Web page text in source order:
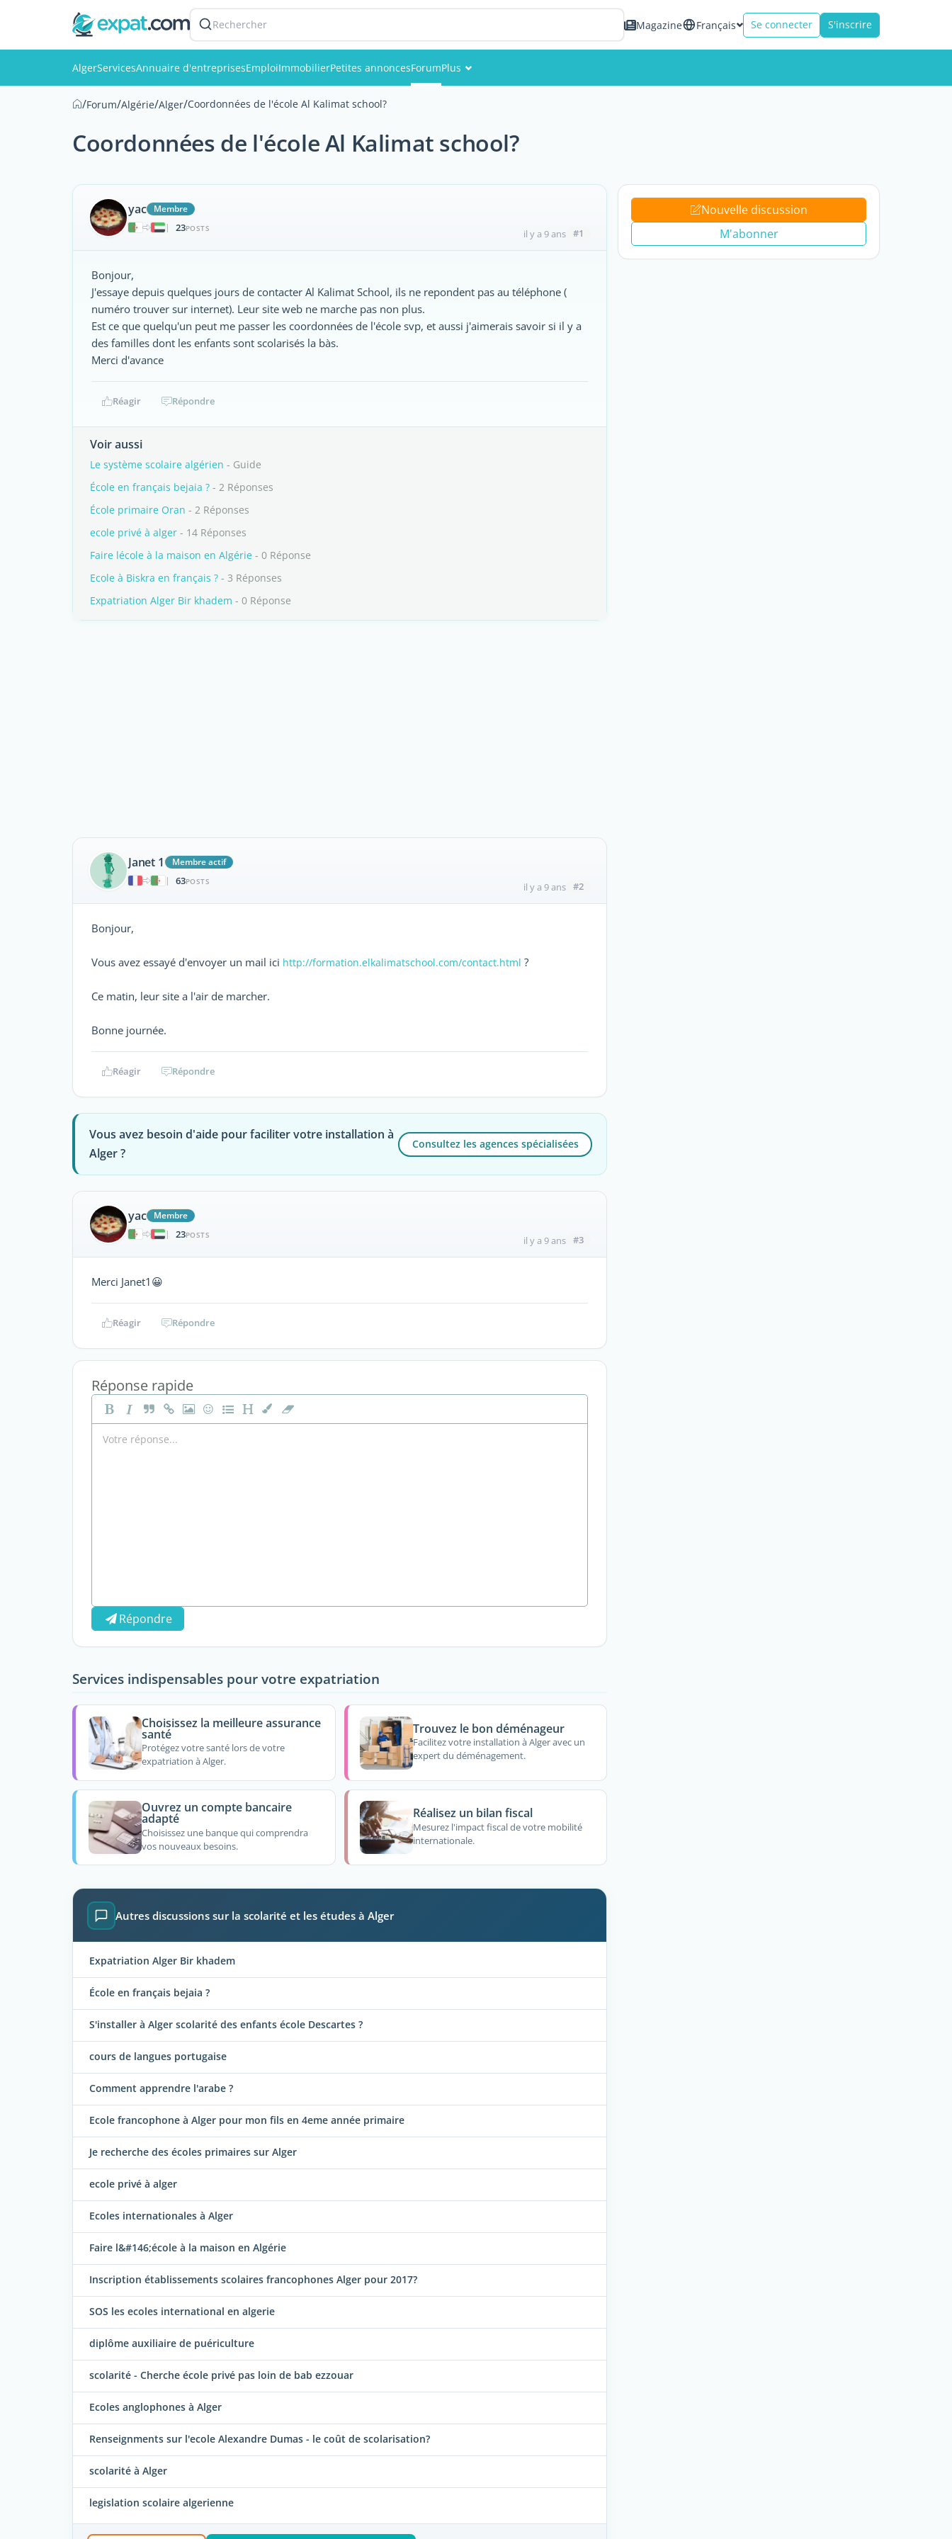
Rechercher Magazine Français Se connecter S'inscrire
AlgerServicesAnnuaire d'entreprisesEmploiImmobilierPetites annoncesForumPlus
Membres
/Forum/Algérie/Alger/Coordonnées de l'école Al Kalimat school?
Coordonnées de l'école Al Kalimat school?
yac
Membre
|
23POSTS il y a 9 ans #1
Bonjour,
J'essaye depuis quelques jours de contacter Al Kalimat School, ils ne repondent pas au téléphone (
numéro trouver sur internet). Leur site web ne marche pas non plus.
Est ce que quelqu'un peut me passer les coordonnées de l'école svp, et aussi j'aimerais savoir si il y a
des familles dont les enfants sont scolarisés la bàs.
Merci d'avance
Réagir Répondre
Voir aussi
Le système scolaire algérien - Guide
École en français bejaia ? - 2 Réponses
École primaire Oran - 2 Réponses
ecole privé à alger - 14 Réponses
Faire lécole à la maison en Algérie - 0 Réponse
Ecole à Biskra en français ? - 3 Réponses
Expatriation Alger Bir khadem - 0 Réponse
Janet 1
Membre actif
|
63POSTS il y a 9 ans #2
Bonjour,
Vous avez essayé d'envoyer un mail ici http://formation.elkalimatschool.com/contact.html ?
Ce matin, leur site a l'air de marcher.
Bonne journée.
Réagir Répondre
Vous avez besoin d'aide pour faciliter votre installation à
Alger ?
Consultez les agences spécialisées
yac
Membre
|
23POSTS il y a 9 ans #3
Merci Janet1😀
Réagir Répondre
Réponse rapide
Répondre
Services indispensables pour votre expatriation
Choisissez la meilleure assurance
santé
Protégez votre santé lors de votre
expatriation à Alger.
Trouvez le bon déménageur
Facilitez votre installation à Alger avec un
expert du déménagement.
Ouvrez un compte bancaire
adapté
Choisissez une banque qui comprendra
vos nouveaux besoins.
Réalisez un bilan fiscal
Mesurez l'impact fiscal de votre mobilité
internationale.
Autres discussions sur la scolarité et les études à Alger
Expatriation Alger Bir khadem
École en français bejaia ?
S'installer à Alger scolarité des enfants école Descartes ?
cours de langues portugaise
Comment apprendre l'arabe ?
Ecole francophone à Alger pour mon fils en 4eme année primaire
Je recherche des écoles primaires sur Alger
ecole privé à alger
Ecoles internationales à Alger
Faire l&#146;école à la maison en Algérie
Inscription établissements scolaires francophones Alger pour 2017?
SOS les ecoles international en algerie
diplôme auxiliaire de puériculture
scolarité - Cherche école privé pas loin de bab ezzouar
Ecoles anglophones à Alger
Renseignments sur l'ecole Alexandre Dumas - le coût de scolarisation?
scolarité à Alger
legislation scolaire algerienne
Nouvelle discussion
M'abonner